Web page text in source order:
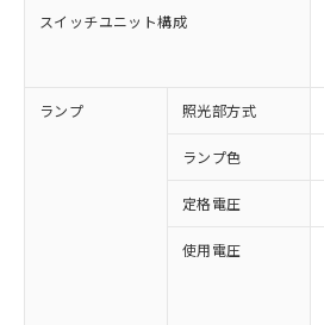
スイッチユニット構成
ランプ 照光部方式
ランプ色
定格電圧
使用電圧